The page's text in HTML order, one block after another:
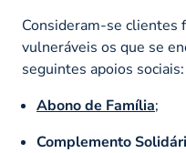
Consideram-se clientes
vulneráveis os que se
seguintes apoios sociais:
Abono de Família;
Complemento